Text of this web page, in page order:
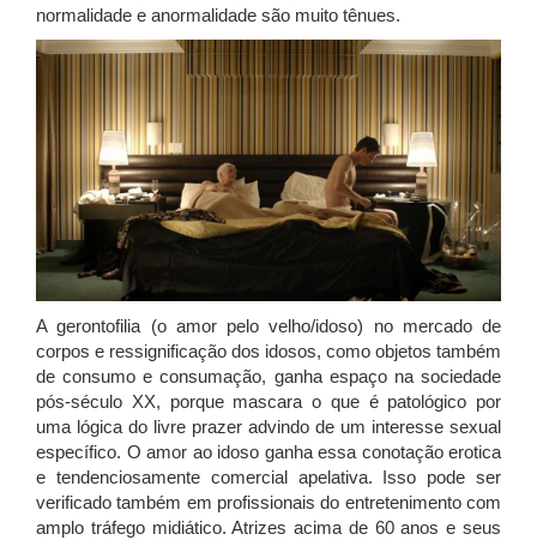
normalidade e anormalidade são muito tênues.
A gerontofilia (o amor pelo velho/idoso) no mercado de
corpos e ressignificação dos idosos, como objetos também
de consumo e consumação, ganha espaço na sociedade
pós-século XX, porque mascara o que é patológico por
uma lógica do livre prazer advindo de um interesse sexual
específico. O amor ao idoso ganha essa conotação erotica
e tendenciosamente comercial apelativa. Isso pode ser
verificado também em profissionais do entretenimento com
amplo tráfego midiático. Atrizes acima de 60 anos e seus